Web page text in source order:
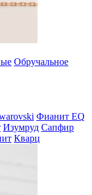
Обручальное
Фианит EQ
Изумруд Сапфир
Кварц